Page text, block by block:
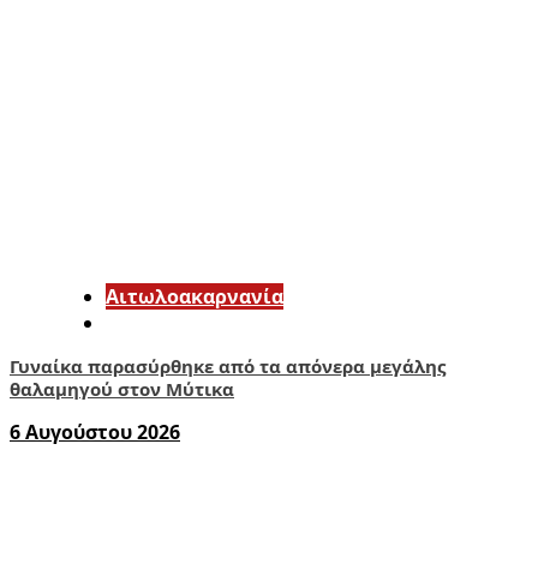
Αιτωλοακαρνανία
Γυναίκα παρασύρθηκε από τα απόνερα μεγάλης
θαλαμηγού στον Μύτικα
6 Αυγούστου 2026